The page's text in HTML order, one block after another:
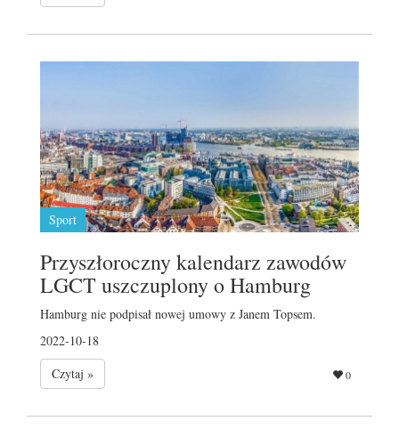
Sport
Przyszłoroczny kalendarz zawodów
LGCT uszczuplony o Hamburg
Hamburg nie podpisał nowej umowy z Janem Topsem.
2022-10-18
Czytaj »
0